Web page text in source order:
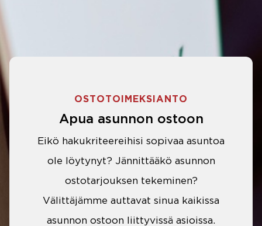
OSTOTOIMEKSIANTO
Apua asunnon ostoon
Eikö hakukriteereihisi sopivaa asuntoa
ole löytynyt? Jännittääkö asunnon
ostotarjouksen tekeminen?
Välittäjämme auttavat sinua kaikissa
asunnon ostoon liittyvissä asioissa.